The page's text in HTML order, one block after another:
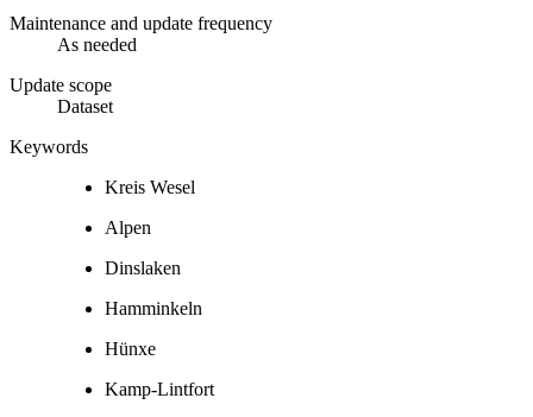
Maintenance and update frequency
As needed
Update scope
Dataset
Keywords
Kreis Wesel
Alpen
Dinslaken
Hamminkeln
Hünxe
Kamp-Lintfort